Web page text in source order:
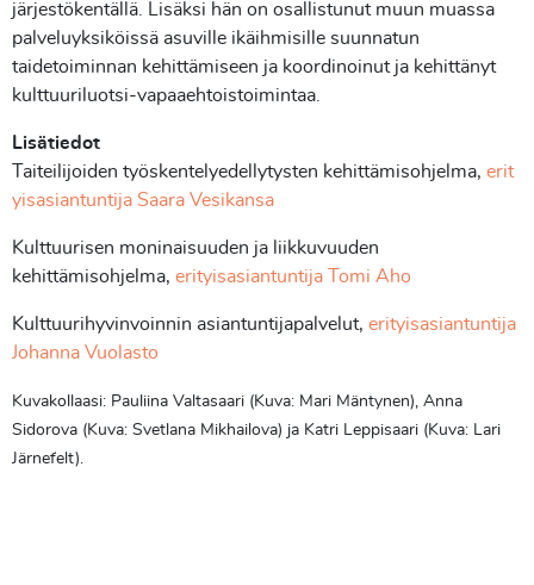
järjestökentällä. Lisäksi hän on osallistunut muun muassa
palveluyksiköissä asuville ikäihmisille suunnatun
taidetoiminnan kehittämiseen ja koordinoinut ja kehittänyt
kulttuuriluotsi-vapaaehtoistoimintaa.
Lisätiedot
Taiteilijoiden työskentelyedellytysten kehittämisohjelma, erit
yisasiantuntija Saara Vesikansa
Kulttuurisen moninaisuuden ja liikkuvuuden
kehittämisohjelma, erityisasiantuntija Tomi Aho
Kulttuurihyvinvoinnin asiantuntijapalvelut, erityisasiantuntija
Johanna Vuolasto
Kuvakollaasi: Pauliina Valtasaari (Kuva: Mari Mäntynen), Anna
Sidorova (Kuva: Svetlana Mikhailova) ja Katri Leppisaari (Kuva: Lari
Järnefelt).